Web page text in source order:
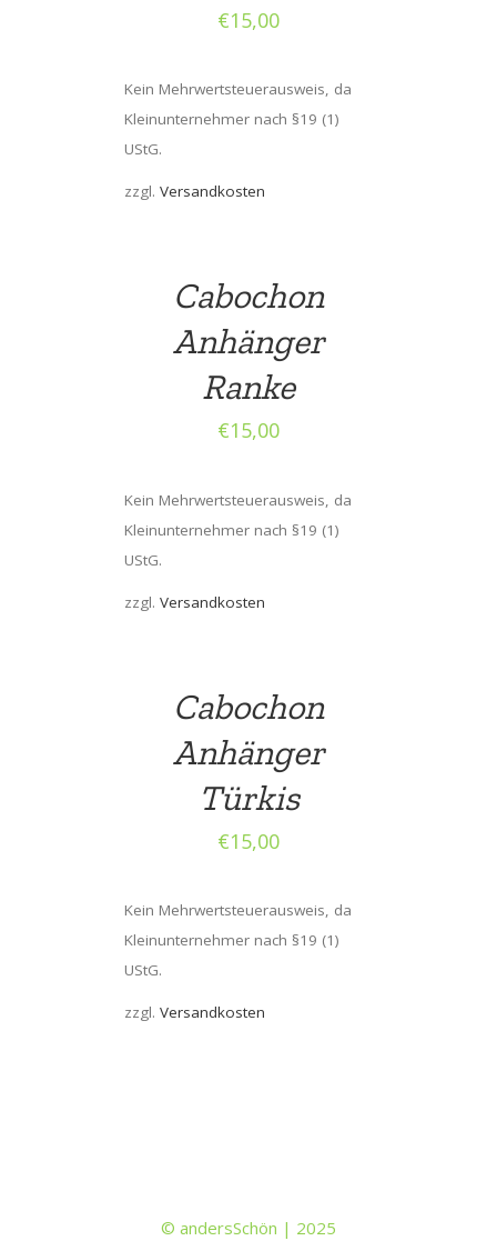
€15,00
Kein Mehrwertsteuerausweis, da
Kleinunternehmer nach §19 (1)
UStG.
zzgl. Versandkosten
Cabochon
Anhänger
Ranke
€15,00
Kein Mehrwertsteuerausweis, da
Kleinunternehmer nach §19 (1)
UStG.
zzgl. Versandkosten
Cabochon
Anhänger
Türkis
€15,00
Kein Mehrwertsteuerausweis, da
Kleinunternehmer nach §19 (1)
UStG.
zzgl. Versandkosten
© andersSchön | 2025